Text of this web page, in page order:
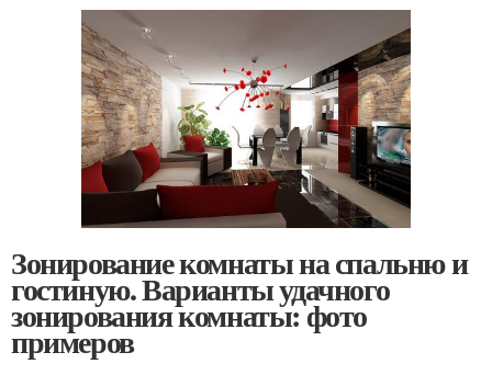
Зонирование комнаты на спальню и
гостиную. Варианты удачного
зонирования комнаты: фото
примеров